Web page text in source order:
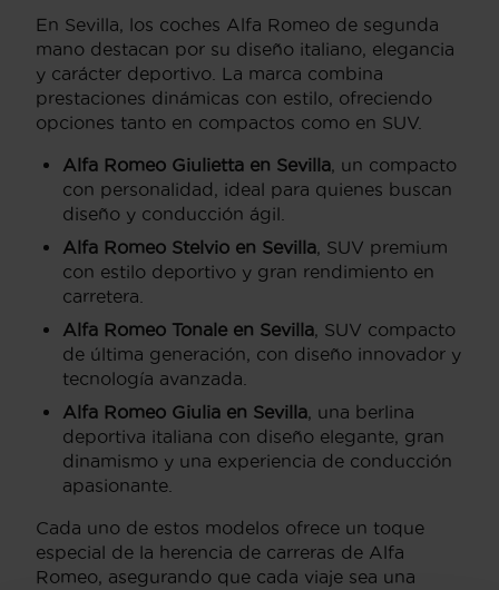
En Sevilla, los coches Alfa Romeo de segunda
mano destacan por su diseño italiano, elegancia
y carácter deportivo. La marca combina
prestaciones dinámicas con estilo, ofreciendo
opciones tanto en compactos como en SUV.
Alfa Romeo Giulietta en Sevilla, un compacto
con personalidad, ideal para quienes buscan
diseño y conducción ágil.
Alfa Romeo Stelvio en Sevilla, SUV premium
con estilo deportivo y gran rendimiento en
carretera.
Alfa Romeo Tonale en Sevilla, SUV compacto
de última generación, con diseño innovador y
tecnología avanzada.
Alfa Romeo Giulia en Sevilla, una berlina
deportiva italiana con diseño elegante, gran
dinamismo y una experiencia de conducción
apasionante.
Cada uno de estos modelos ofrece un toque
especial de la herencia de carreras de Alfa
Romeo, asegurando que cada viaje sea una